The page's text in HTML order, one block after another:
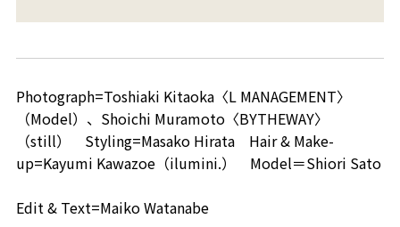
Photograph=Toshiaki Kitaoka〈L MANAGEMENT〉
（Model）、Shoichi Muramoto〈BYTHEWAY〉
（still） Styling=Masako Hirata Hair & Make-
up=Kayumi Kawazoe（ilumini.） Model＝Shiori Sato
Edit & Text=Maiko Watanabe